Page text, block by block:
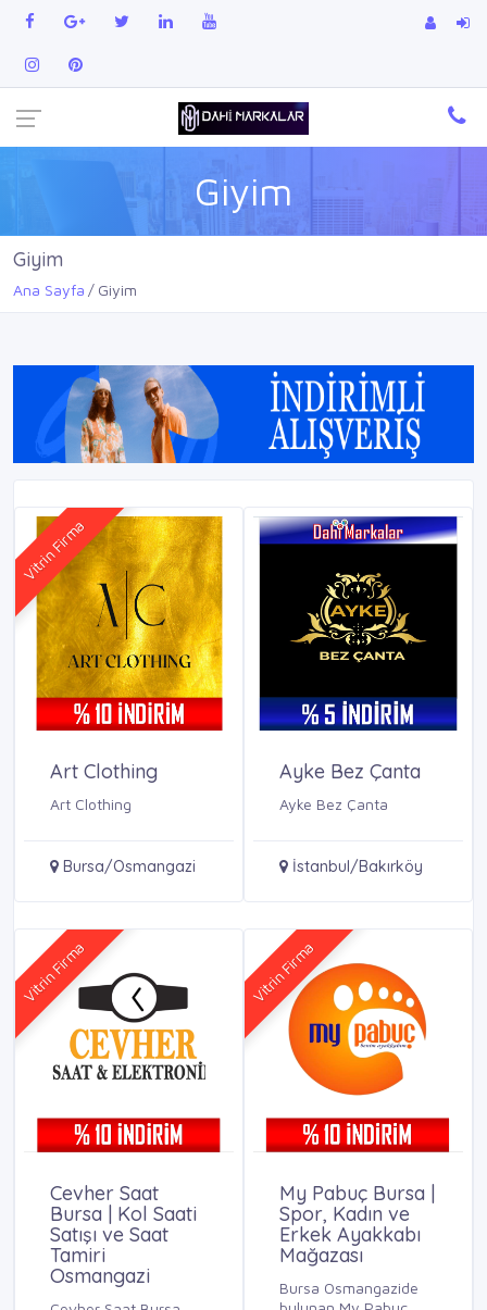
Giyim
Giyim
Ana Sayfa Giyim
Vitrin Firma
Art Clothing
Art Clothing
Bursa/Osmangazi
Ayke Bez Çanta
Ayke Bez Çanta
İstanbul/Bakırköy
Vitrin Firma
Cevher Saat
Bursa | Kol Saati
Satışı ve Saat
Tamiri
Osmangazi
Vitrin Firma
My Pabuç Bursa |
Spor, Kadın ve
Erkek Ayakkabı
Mağazası
Bursa Osmangazide